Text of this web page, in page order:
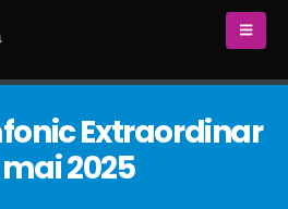
Extraordinar
2025